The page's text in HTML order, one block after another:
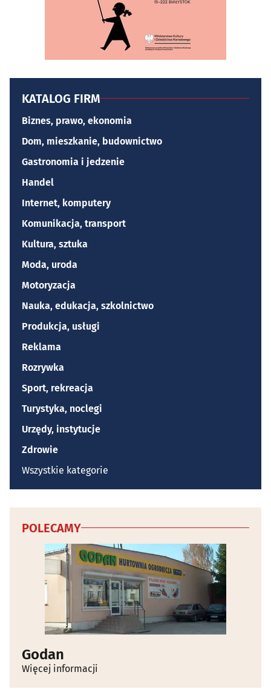
KATALOG FIRM
Biznes, prawo, ekonomia
Dom, mieszkanie, budownictwo
Gastronomia i jedzenie
Handel
Internet, komputery
Komunikacja, transport
Kultura, sztuka
Moda, uroda
Motoryzacja
Nauka, edukacja, szkolnictwo
Produkcja, usługi
Reklama
Rozrywka
Sport, rekreacja
Turystyka, noclegi
Urzędy, instytucje
Zdrowie
Wszystkie kategorie
POLECAMY
Godan
Więcej informacji